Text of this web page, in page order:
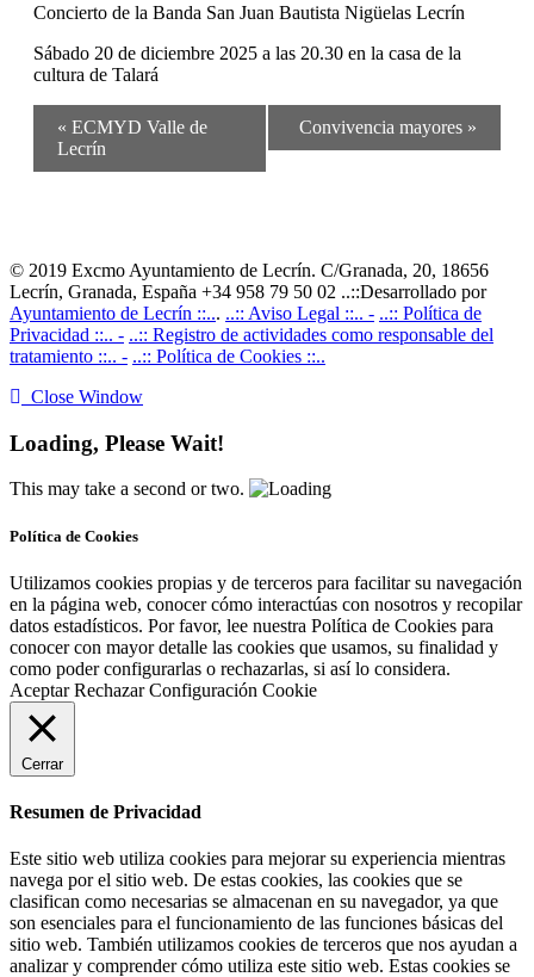
Concierto de la Banda San Juan Bautista Nigüelas Lecrín
Sábado 20 de diciembre 2025 a las 20.30 en la casa de la
cultura de Talará
Navegación
del
Evento
« ECMYD Valle de
Lecrín
Convivencia mayores »
© 2019 Excmo Ayuntamiento de Lecrín. C/Granada, 20, 18656
Lecrín, Granada, España +34 958 79 50 02 ..::Desarrollado por
Ayuntamiento de Lecrín ::... ..:: Aviso Legal ::.. - ..:: Política de
Privacidad ::.. - ..:: Registro de actividades como responsable del
tratamiento ::.. - ..:: Política de Cookies ::..
Close Window
Loading, Please Wait!
This may take a second or two.
Política de Cookies
Utilizamos cookies propias y de terceros para facilitar su navegación
en la página web, conocer cómo interactúas con nosotros y recopilar
datos estadísticos. Por favor, lee nuestra Política de Cookies para
conocer con mayor detalle las cookies que usamos, su finalidad y
como poder configurarlas o rechazarlas, si así lo considera.
Aceptar Rechazar Configuración Cookie
Cerrar
Resumen de Privacidad
Este sitio web utiliza cookies para mejorar su experiencia mientras
navega por el sitio web. De estas cookies, las cookies que se
clasifican como necesarias se almacenan en su navegador, ya que
son esenciales para el funcionamiento de las funciones básicas del
sitio web. También utilizamos cookies de terceros que nos ayudan a
analizar y comprender cómo utiliza este sitio web. Estas cookies se